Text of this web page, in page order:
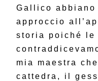
Gallico
approccio
storia poiché le
mia maestra
cattedra, il